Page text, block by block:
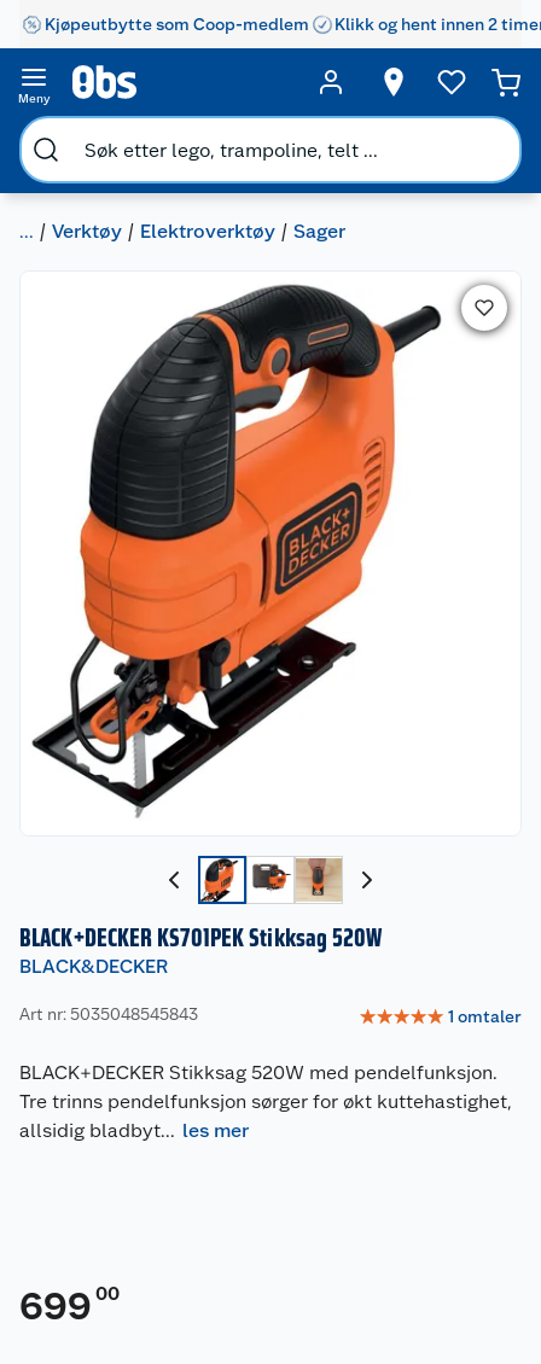
Kjøpeutbytte som Coop-medlem Klikk og hent innen 2
Meny
... Verktøy Elektroverktøy Sager
BLACK+DECKER KS701PEK Stikksag 520W
BLACK&DECKER
Art nr: 5035048545843 ☆☆☆☆☆ 1 omtaler
BLACK+DECKER Stikksag 520W med pendelfunksjon.
Tre trinns pendelfunksjon sørger for økt kuttehastighet,
allsidig bladbyt... les mer
699 00